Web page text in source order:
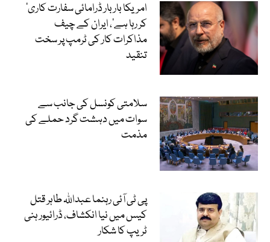
’امریکا بار بار ڈرامائی سفارت کاری
کر رہا ہے‘، ایران کے چیف
مذاکرات کار کی ٹرمپ پر سخت
تنقید
سلامتی کونسل کی جانب سے
سوات میں دہشت گرد حملے کی
مذمت
پی ٹی آئی رہنما عبداللہ طاہر قتل
کیس میں نیا انکشاف، ڈرائیور ہنی
ٹریپ کا شکار